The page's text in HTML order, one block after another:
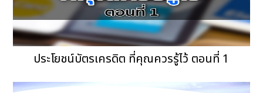
ประโยชน์บัตรเครดิต ที่คุณควรรู้ไว้ ตอนที่ 1